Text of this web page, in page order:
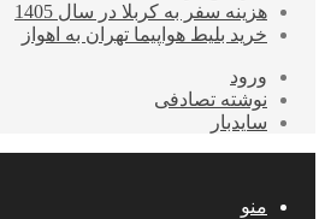
هزینه سفر به کربلا در سال 1405
خرید بلیط هواپیما تهران به اهواز
ورود
نوشته تصادفی
سایدبار
منو